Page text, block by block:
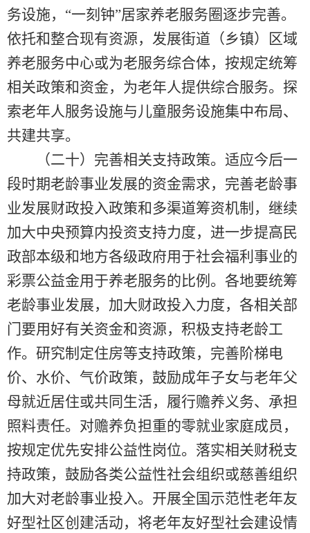
务设施，“一刻钟”居家养老服务圈逐步完善。
依托和整合现有资源，发展街道（乡镇）区域
养老服务中心或为老服务综合体，按规定统筹
相关政策和资金，为老年人提供综合服务。探
索老年人服务设施与儿童服务设施集中布局、
共建共享。
（二十）完善相关支持政策。适应今后一
段时期老龄事业发展的资金需求，完善老龄事
业发展财政投入政策和多渠道筹资机制，继续
加大中央预算内投资支持力度，进一步提高民
政部本级和地方各级政府用于社会福利事业的
彩票公益金用于养老服务的比例。各地要统筹
老龄事业发展，加大财政投入力度，各相关部
门要用好有关资金和资源，积极支持老龄工
作。研究制定住房等支持政策，完善阶梯电
价、水价、气价政策，鼓励成年子女与老年父
母就近居住或共同生活，履行赡养义务、承担
照料责任。对赡养负担重的零就业家庭成员，
按规定优先安排公益性岗位。落实相关财税支
持政策，鼓励各类公益性社会组织或慈善组织
加大对老龄事业投入。开展全国示范性老年友
好型社区创建活动，将老年友好型社会建设情